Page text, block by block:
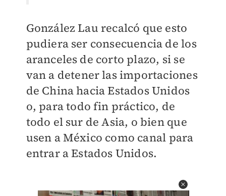
González Lau recalcó que esto
pudiera ser consecuencia de los
aranceles de corto plazo, si se
van a detener las importaciones
de China hacia Estados Unidos
o, para todo fin práctico, de
todo el sur de Asia, o bien que
usen a México como canal para
entrar a Estados Unidos.